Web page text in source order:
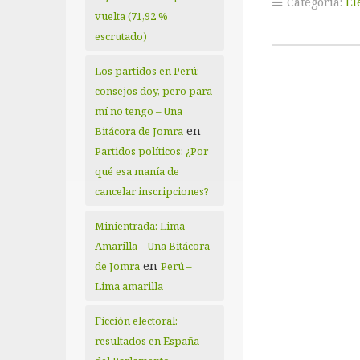
vuelta (71,92 %
escrutado)
Los partidos en Perú:
consejos doy, pero para
mí no tengo – Una
Bitácora de Jomra en
Partidos políticos: ¿Por
qué esa manía de
cancelar inscripciones?
Minientrada: Lima
Amarilla – Una Bitácora
de Jomra en Perú –
Lima amarilla
Ficción electoral:
resultados en España